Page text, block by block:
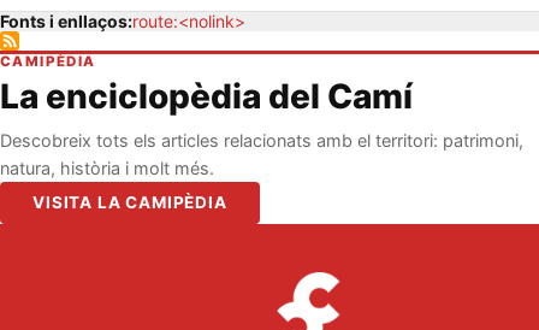
Fonts i enllaços:route:<nolink>
CAMIPÈDIA
La enciclopèdia del Camí
Descobreix tots els articles relacionats amb el territori: patrimoni,
natura, història i molt més.
VISITA LA CAMIPÈDIA